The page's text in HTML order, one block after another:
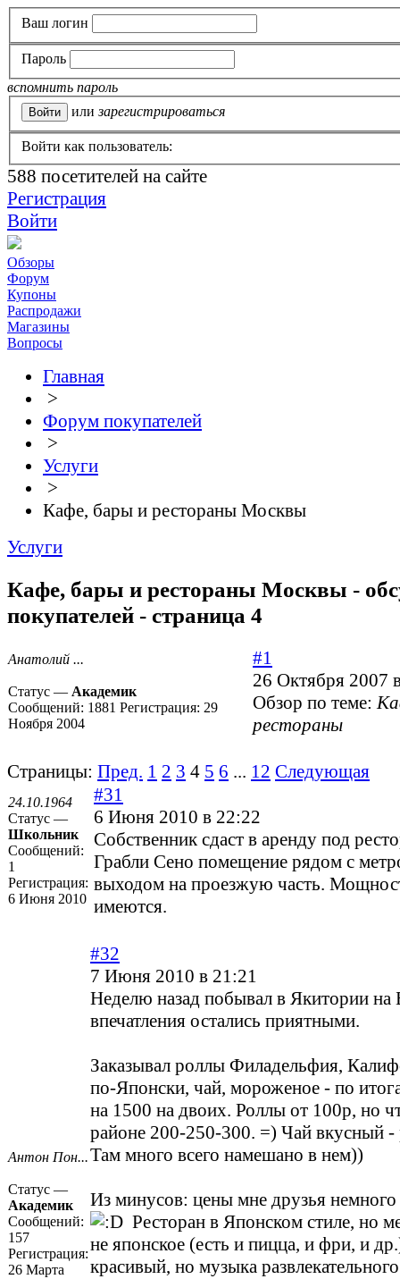
Ваш логин
Пароль
вспомнить пароль
или зарегистрироваться
Войти как пользователь:
588 посетителей на сайте
Регистрация
Войти
Обзоры
Форум
Купоны
Распродажи
Магазины
Вопросы
Главная
>
Форум покупателей
>
Услуги
>
Кафе, бары и рестораны Москвы
Услуги
Кафе, бары и рестораны Москвы -
покупателей - страница 4
Анатолий ...
Статус — Академик
Сообщений: 1881 Регистрация: 29
Ноября 2004
#1
26 Октября 2007
Обзор по теме:
рестораны
Страницы: Пред. 1 2 3 4 5 6 ... 12 Следующая
24.10.1964
Статус —
Школьник
Сообщений:
1
Регистрация:
6 Июня 2010
#31
6 Июня 2010 в 22:22
Собственник сдаст в аренду под
Грабли Сено помещение рядом с
выходом на проезжую часть.
имеются.
Антон Пон...
Статус —
Академик
Сообщений:
157
Регистрация:
26 Марта
#32
7 Июня 2010 в 21:21
Неделю назад побывал в Якитории на
впечатления остались приятными.
Заказывал роллы Филадельфия,
по-Японски, чай, мороженое - по
на 1500 на двоих. Роллы от 100р, но
районе 200-250-300. =) Чай вкусный
Там много всего намешано в нем))
Из минусов: цены мне друзья
Ресторан в Японском стиле, но
не японское (есть и пицца, и фри, и
красивый, но музыка